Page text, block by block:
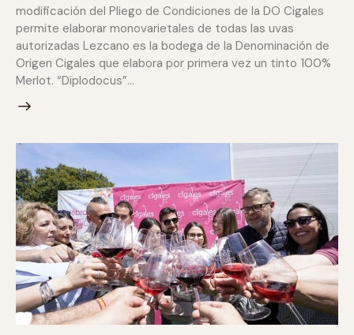
modificación del Pliego de Condiciones de la DO Cigales
permite elaborar monovarietales de todas las uvas
autorizadas Lezcano es la bodega de la Denominación de
Origen Cigales que elabora por primera vez un tinto 100%
Merlot. “Diplodocus”…